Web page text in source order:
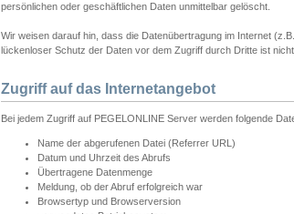
persönlichen oder geschäftlichen Daten unmittelbar gelöscht.
Wir weisen darauf hin, dass die Datenübertragung im Internet
lückenloser Schutz der Daten vor dem Zugriff durch Dritte ist
Zugriff auf das Internetangebot
Bei jedem Zugriff auf PEGELONLINE Server werden folgende
Name der abgerufenen Datei (Referrer URL)
Datum und Uhrzeit des Abrufs
Übertragene Datenmenge
Meldung, ob der Abruf erfolgreich war
Browsertyp und Browserversion